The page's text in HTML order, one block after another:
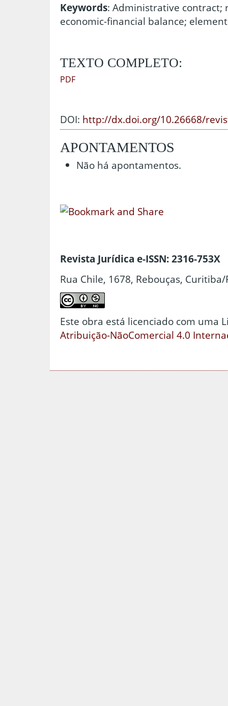
Keywords: Administrative contract;
economic-financial balance;
TEXTO COMPLETO:
PDF
DOI: http://dx.doi.org/10.26668/
APONTAMENTOS
Não há apontamentos.
Revista Jurídica e-ISSN: 2316-753X
Rua Chile, 1678, Rebouças, Curitiba/
Este obra está licenciado com uma
Atribuição-NãoComercial 4.0